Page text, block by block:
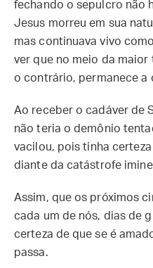
fechando o sepulcro não
Jesus morreu em sua
mas continuava vivo
ver que no meio da
o contrário, permanece a
Ao receber o cadáver de
não teria o demônio
vacilou, pois tinha
diante da catástrofe
Assim, que os próximos
cada um de nós, dias de
certeza de que se é
passa.